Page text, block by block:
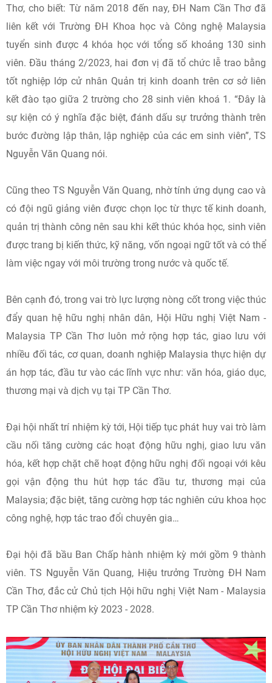
Thơ, cho biết: Từ năm 2018 đến nay, ĐH Nam Cần Thơ đã
liên kết với Trường ĐH Khoa học và Công nghệ Malaysia
tuyển sinh được 4 khóa học với tổng số khoảng 130 sinh
viên. Đầu tháng 2/2023, hai đơn vị đã tổ chức lễ trao bằng
tốt nghiệp lớp cử nhân Quản trị kinh doanh trên cơ sở liên
kết đào tạo giữa 2 trường cho 28 sinh viên khoá 1. “Đây là
sự kiện có ý nghĩa đặc biệt, đánh dấu sự trưởng thành trên
bước đường lập thân, lập nghiệp của các em sinh viên”, TS
Nguyễn Văn Quang nói.
Cũng theo TS Nguyễn Văn Quang, nhờ tính ứng dụng cao và
có đội ngũ giảng viên được chọn lọc từ thực tế kinh doanh,
quản trị thành công nên sau khi kết thúc khóa học, sinh viên
được trang bị kiến thức, kỹ năng, vốn ngoại ngữ tốt và có thể
làm việc ngay với môi trường trong nước và quốc tế.
Bên cạnh đó, trong vai trò lực lượng nòng cốt trong việc thúc
đẩy quan hệ hữu nghị nhân dân, Hội Hữu nghị Việt Nam -
Malaysia TP Cần Thơ luôn mở rộng hợp tác, giao lưu với
nhiều đối tác, cơ quan, doanh nghiệp Malaysia thực hiện dự
án hợp tác, đầu tư vào các lĩnh vực như: văn hóa, giáo dục,
thương mại và dịch vụ tại TP Cần Thơ.
Đại hội nhất trí nhiệm kỳ tới, Hội tiếp tục phát huy vai trò làm
cầu nối tăng cường các hoạt động hữu nghị, giao lưu văn
hóa, kết hợp chặt chẽ hoạt động hữu nghị đối ngoại với kêu
gọi vận động thu hút hợp tác đầu tư, thương mại của
Malaysia; đặc biệt, tăng cường hợp tác nghiên cứu khoa học
công nghệ, hợp tác trao đổi chuyên gia…
Đại hội đã bầu Ban Chấp hành nhiệm kỳ mới gồm 9 thành
viên. TS Nguyễn Văn Quang, Hiệu trưởng Trường ĐH Nam
Cần Thơ, đắc cử Chủ tịch Hội hữu nghị Việt Nam - Malaysia
TP Cần Thơ nhiệm kỳ 2023 - 2028.